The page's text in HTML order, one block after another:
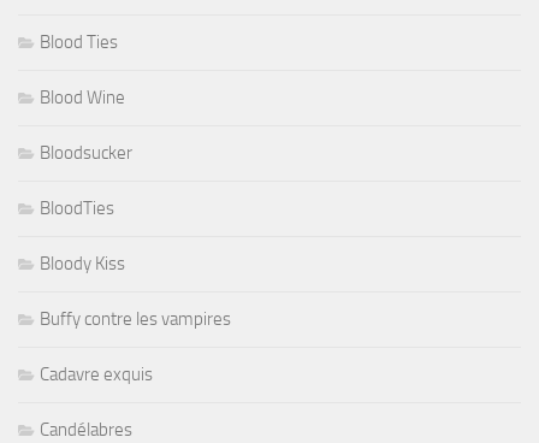
Blood Ties
Blood Wine
Bloodsucker
BloodTies
Bloody Kiss
Buffy contre les vampires
Cadavre exquis
Candélabres